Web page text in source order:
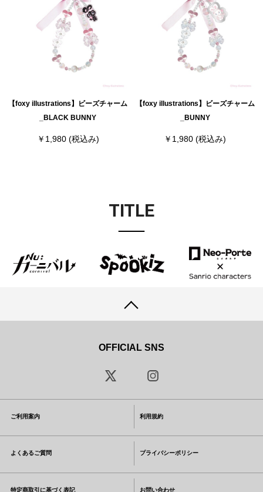
【foxy illustrations】ビーズチャーム
_BLACK BUNNY
￥1,980 (税込み)
【foxy illustrations】ビーズチャーム
_BUNNY
￥1,980(税込み)
TITLE
OFFICIAL SNS
ご利用案内 利用規約
よくあるご質問 プライバシーポリシー
特定商取引に基づく表記 お問い合わせ